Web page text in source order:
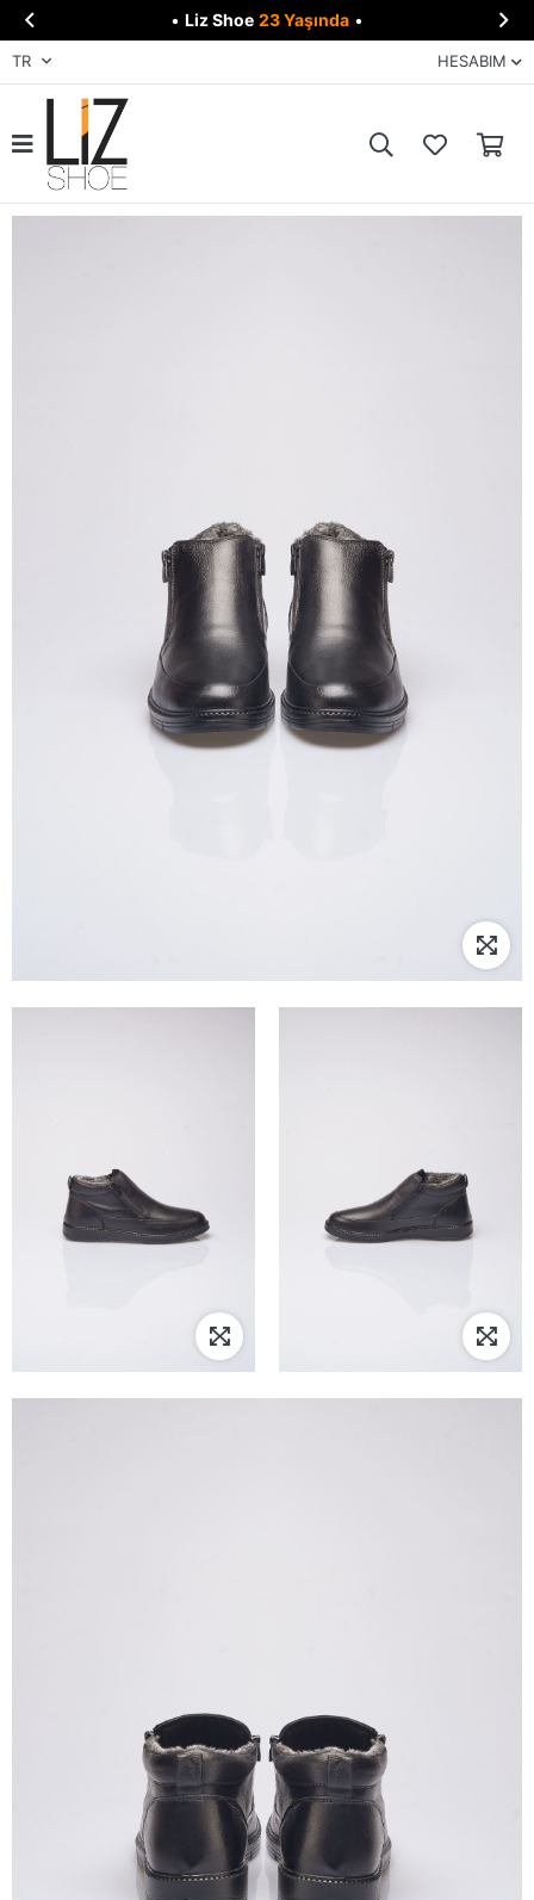
 • Liz Shoe 23 Yaşında • 
TR HESABIM